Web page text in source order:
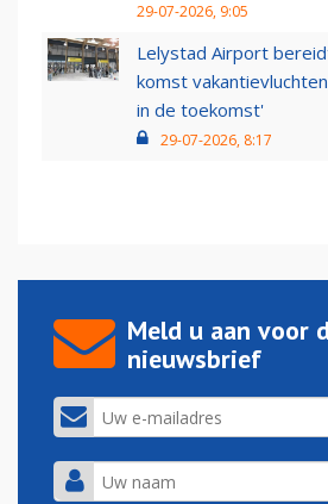
29-07-2026, 9:05
Lelystad Airport
komst
in de toekomst'
29-07-2026, 8:17
Meld u aan voor
nieuwsbrief